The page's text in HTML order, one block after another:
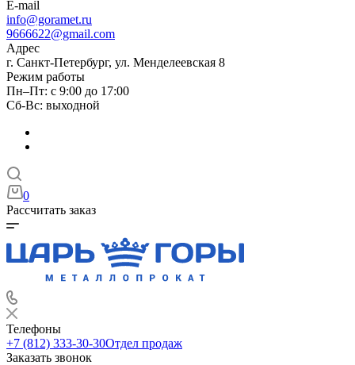
E-mail
info@goramet.ru
9666622@gmail.com
Адрес
г. Санкт-Петербург, ул. Менделеевская 8
Режим работы
Пн–Пт: с 9:00 до 17:00
Сб-Вс: выходной
0
Рассчитать заказ
Телефоны
+7 (812) 333-30-30Отдел продаж
Заказать звонок